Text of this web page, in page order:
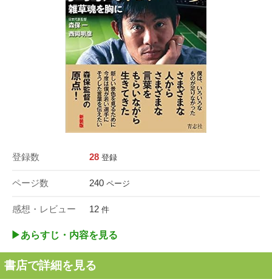
登録数 28 登録
ページ数 240 ページ
感想・レビュー 12 件
▶︎あらすじ・内容を見る
書店で詳細を見る